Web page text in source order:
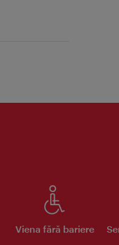
Viena fără bariere